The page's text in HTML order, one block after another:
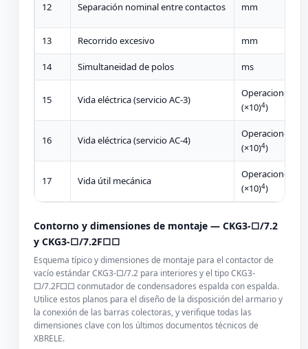
12 Separación nominal entre contactos mm
13 Recorrido excesivo mm
14 Simultaneidad de polos ms
15 Vida eléctrica (servicio AC-3)
Operaciones
(×10)4)
16 Vida eléctrica (servicio AC-4)
Operaciones
(×10)4)
17 Vida útil mecánica
Operaciones
(×10)4)
Contorno y dimensiones de montaje — CKG3-□/7.2
y CKG3-□/7.2F□□
Esquema típico y dimensiones de montaje para el contactor de
vacío estándar CKG3-□/7.2 para interiores y el tipo CKG3-
□/7.2F□□ conmutador de condensadores espalda con espalda.
Utilice estos planos para el diseño de la disposición del armario y
la conexión de las barras colectoras, y verifique todas las
dimensiones clave con los últimos documentos técnicos de
XBRELE.